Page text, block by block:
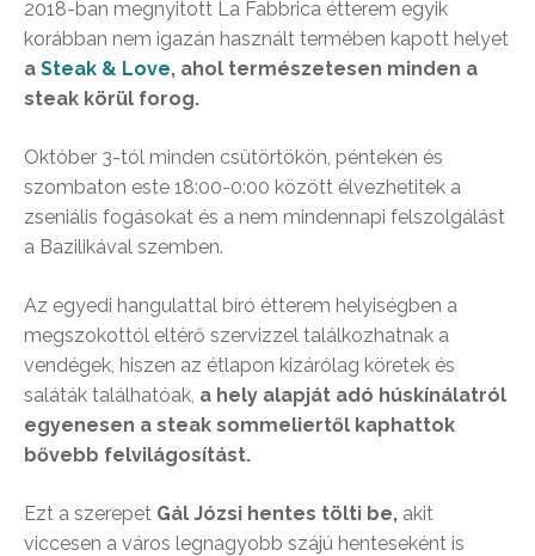
2018-ban megnyitott La Fabbrica étterem egyik
korábban nem igazán használt termében kapott helyet
a Steak & Love, ahol természetesen minden a
steak körül forog.
Október 3-tól minden csütörtökön, pénteken és
szombaton este 18:00-0:00 között élvezhetitek a
zseniális fogásokat és a nem mindennapi felszolgálást
a Bazilikával szemben.
Az egyedi hangulattal bíró étterem helyiségben a
megszokottól eltérő szervizzel találkozhatnak a
vendégek, hiszen az étlapon kizárólag köretek és
saláták találhatóak, a hely alapját adó húskínálatról
egyenesen a steak sommeliertől kaphattok
bővebb felvilágosítást.
Ezt a szerepet Gál Józsi hentes tölti be, akit
viccesen a város legnagyobb szájú henteseként is